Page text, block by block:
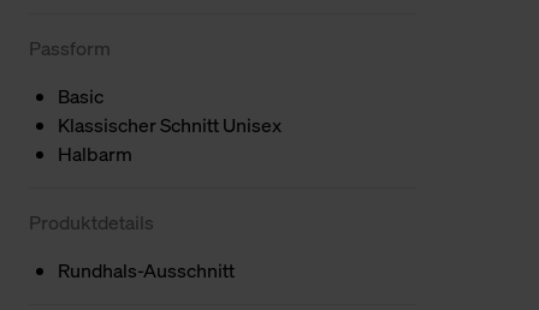
Passform
Basic
Klassischer Schnitt Unisex
Halbarm
Produktdetails
Rundhals-Ausschnitt